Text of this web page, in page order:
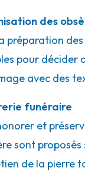
-
02 98 69 92
Marbrerie
des
préparation
pour décider
avec des
funéraire
et
sont
de la pierre